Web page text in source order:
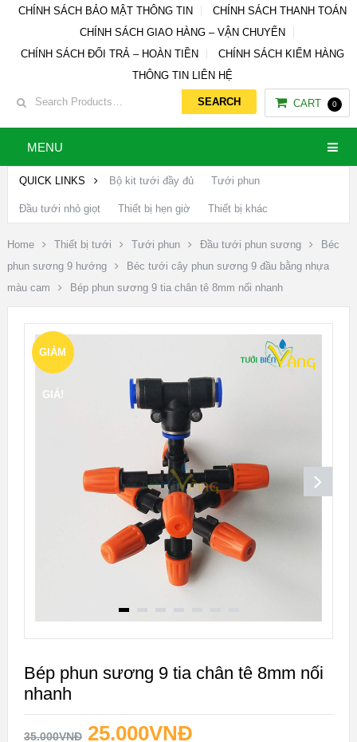
CHÍNH SÁCH BẢO MẬT THÔNG TIN
CHÍNH SÁCH THANH TOÁN
CHÍNH SÁCH GIAO HÀNG – VẬN CHUYỂN
CHÍNH SÁCH ĐỔI TRẢ – HOÀN TIỀN
CHÍNH SÁCH KIỂM HÀNG
THÔNG TIN LIÊN HỆ
CART 0
MENU
QUICK LINKS Bộ kit tưới đầy đủ Tưới phun
Đầu tưới nhỏ giọt Thiết bị hẹn giờ Thiết bị khác
Home Thiết bị tưới Tưới phun Đầu tưới phun sương
Béc
phun sương 9 hướng
Béc tưới cây phun sương 9 đầu bằng nhựa
màu cam
Bép phun sương 9 tia chân tê 8mm nối nhanh
GIẢM
GIÁ!
Bép phun sương 9 tia chân tê 8mm nối
nhanh
35.000VNĐ 25.000VNĐ